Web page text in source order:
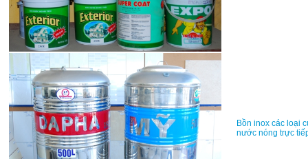
Bồn inox các loại
nước nóng trực